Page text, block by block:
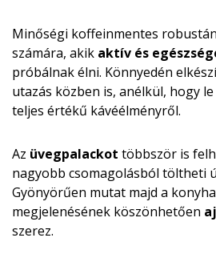
Minőségi koffeinmentes
számára, akik aktív és
próbálnak élni. Könnyedén
utazás közben is, anélkül, hogy
teljes értékű kávéélményről.
Az üvegpalackot többször is
nagyobb csomagolásból töltheti
Gyönyörűen mutat majd a
megjelenésének köszönhetően
szerez.